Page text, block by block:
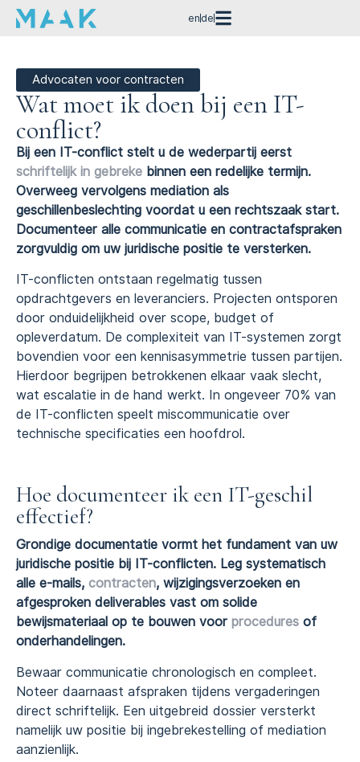
en de
Advocaten voor contracten
Wat moet ik doen bij een IT-
conflict?
Bij een IT-conflict stelt u de wederpartij eerst
schriftelijk in gebreke binnen een redelijke termijn.
Overweeg vervolgens mediation als
geschillenbeslechting voordat u een rechtszaak start.
Documenteer alle communicatie en contractafspraken
zorgvuldig om uw juridische positie te versterken.
IT-conflicten ontstaan regelmatig tussen
opdrachtgevers en leveranciers. Projecten ontsporen
door onduidelijkheid over scope, budget of
opleverdatum. De complexiteit van IT-systemen zorgt
bovendien voor een kennisasymmetrie tussen partijen.
Hierdoor begrijpen betrokkenen elkaar vaak slecht,
wat escalatie in de hand werkt. In ongeveer 70% van
de IT-conflicten speelt miscommunicatie over
technische specificaties een hoofdrol.
Hoe documenteer ik een IT-geschil
effectief?
Grondige documentatie vormt het fundament van uw
juridische positie bij IT-conflicten. Leg systematisch
alle e-mails, contracten, wijzigingsverzoeken en
afgesproken deliverables vast om solide
bewijsmateriaal op te bouwen voor procedures of
onderhandelingen.
Bewaar communicatie chronologisch en compleet.
Noteer daarnaast afspraken tijdens vergaderingen
direct schriftelijk. Een uitgebreid dossier versterkt
namelijk uw positie bij ingebrekestelling of mediation
aanzienlijk.